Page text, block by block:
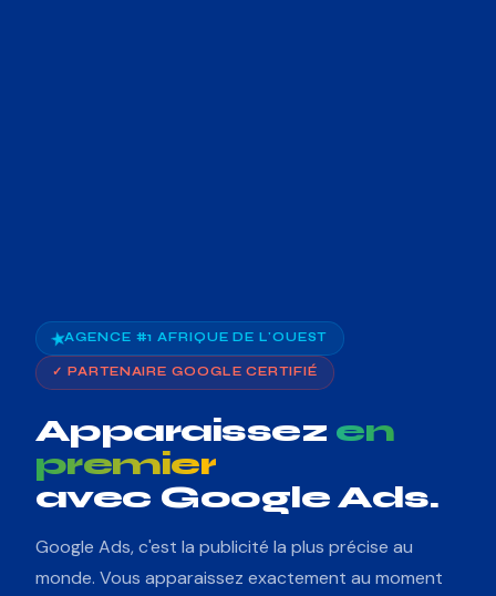
★AGENCE #1 AFRIQUE DE L'OUEST
✓ PARTENAIRE GOOGLE CERTIFIÉ
Apparaissez en
premier
avec Google Ads.
Google Ads, c'est la publicité la plus précise au
monde. Vous apparaissez exactement au moment